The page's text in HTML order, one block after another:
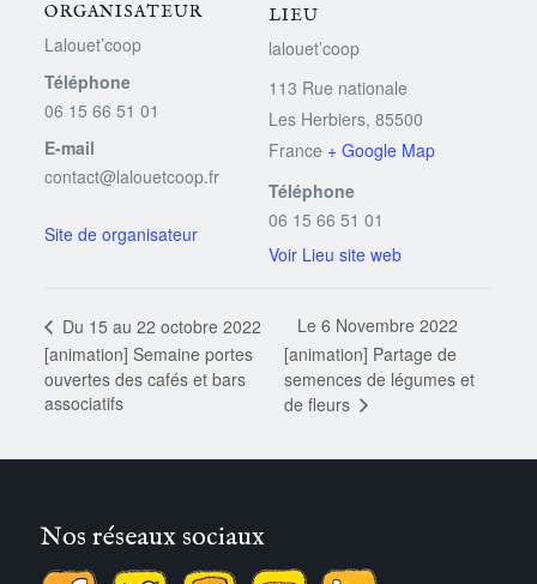
ORGANISATEUR
Lalouet’coop
Téléphone
06 15 66 51 01
E-mail
contact@lalouetcoop.fr
LIEU
lalouet’coop
113 Rue nationale
Les Herbiers, 85500
France + Google Map
Téléphone
06 15 66 51 01
Voir Lieu site web
Du 15 au 22 octobre 2022
[animation] Semaine portes
ouvertes des cafés et bars
associatifs
Le 6 Novembre 2022
[animation] Partage de
semences de légumes et
de fleurs
Nos réseaux sociaux